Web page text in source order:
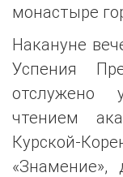
монастыре
Накануне
Успения
отслужено
чтением
Курской-
«Знамение»,